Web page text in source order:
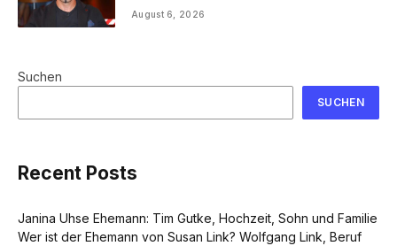
August 6, 2026
Suchen
SUCHEN
Recent Posts
Janina Uhse Ehemann: Tim Gutke, Hochzeit, Sohn und Familie
Wer ist der Ehemann von Susan Link? Wolfgang Link, Beruf